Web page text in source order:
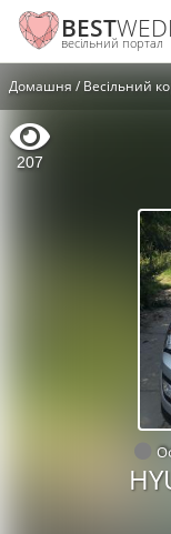
BEST
весільний портал
Домашня Весільний
207